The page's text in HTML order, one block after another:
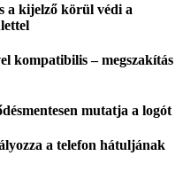
a kijelző körül védi a
kompatibilis – megszakítás
mutatja a logót
a telefon hátuljának